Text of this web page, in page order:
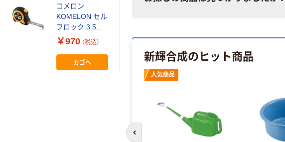
新輝合成のヒット商品
人気商品
コメロン
KOMELON セル
フロック 3.5M
爪巾16MM
1個 353-
9886（直送品）
￥970 （税込）
カゴへ